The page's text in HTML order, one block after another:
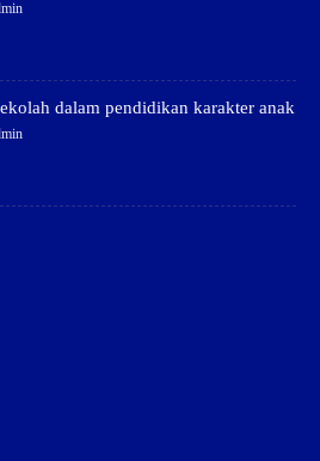
dalam pendidikan karakter anak